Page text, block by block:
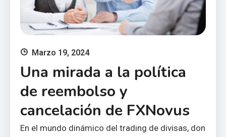
Marzo 19, 2024
Una mirada a la política
de reembolso y
cancelación de FXNovus
En el mundo dinámico del trading de divisas, don